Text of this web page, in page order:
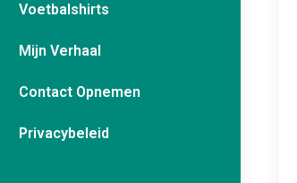
Voetbalshirts
Mijn Verhaal
Contact Opnemen
Privacybeleid